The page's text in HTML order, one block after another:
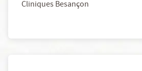
Cliniques Besançon